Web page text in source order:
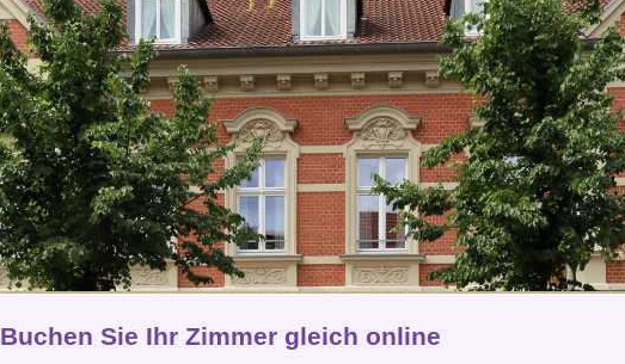
Buchen Sie Ihr Zimmer gleich online